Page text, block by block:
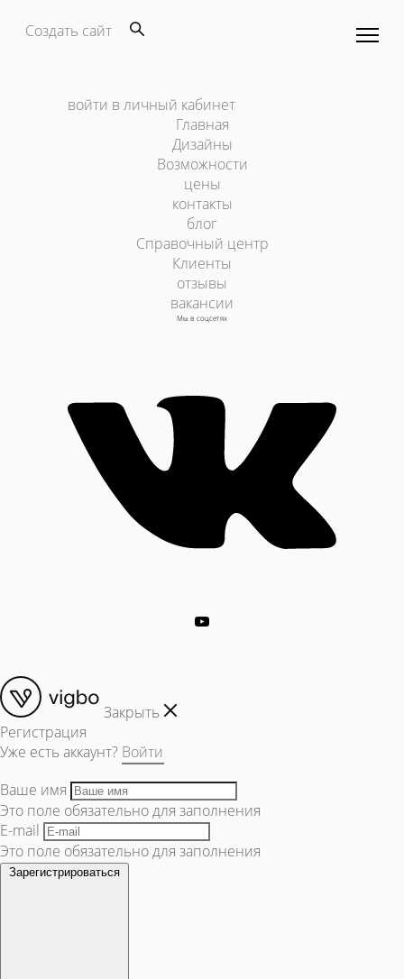
Создать сайт
войти в личный кабинет
Главная
Дизайны
Возможности
цены
контакты
блог
Справочный центр
Клиенты
отзывы
вакансии
Мы в соцсетях
Закрыть
Регистрация
Уже есть аккаунт? Войти
Ваше имя
Это поле обязательно для заполнения
E-mail
Это поле обязательно для заполнения
Зарегистрироваться